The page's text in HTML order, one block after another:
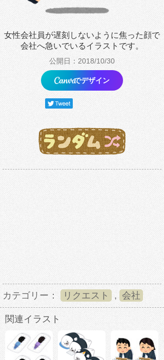
女性会社員が遅刻しないように焦った顔で
会社へ急いでいるイラストです。
公開日：2018/10/30
でデザイン
カテゴリー： リクエスト , 会社
関連イラスト